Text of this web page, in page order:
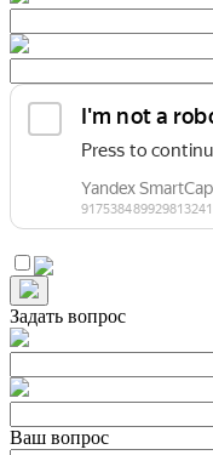
Задать вопрос
Ваш вопрос